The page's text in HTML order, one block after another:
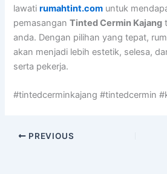
lawatirumahtint.com untuk
pemasanganTinted Cermin Kajang
anda. Dengan pilihan yang tepat,
akan menjadi lebih estetik, selesa,
serta pekerja.
#tintedcerminkajang #tintedcermin
PREVIOUS